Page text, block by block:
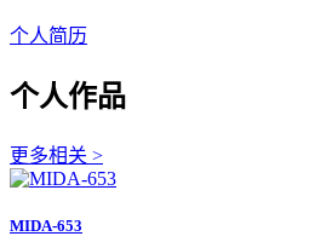
个人简历
个人作品
更多相关 >
MIDA-653